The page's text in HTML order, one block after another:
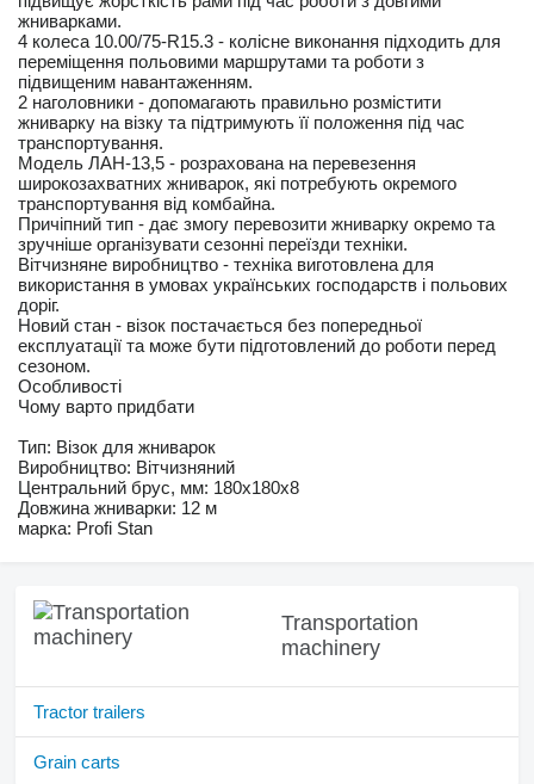
жниварками.
4 колеса 10.00/75-R15.3 - колісне виконання підходить для
переміщення польовими маршрутами та роботи з
підвищеним навантаженням.
2 наголовники - допомагають правильно розмістити
жниварку на візку та підтримують її положення під час
транспортування.
Модель ЛАН-13,5 - розрахована на перевезення
широкозахватних жниварок, які потребують окремого
транспортування від комбайна.
Причіпний тип - дає змогу перевозити жниварку окремо та
зручніше організувати сезонні переїзди техніки.
Вітчизняне виробництво - техніка виготовлена для
використання в умовах українських господарств і польових
доріг.
Новий стан - візок постачається без попередньої
експлуатації та може бути підготовлений до роботи перед
сезоном.
Особливості
Чому варто придбати
Тип: Візок для жниварок
Виробництво: Вітчизняний
Центральний брус, мм: 180х180х8
Довжина жниварки: 12 м
марка: Profi Stan
Transportation
machinery
Tractor trailers
Grain carts